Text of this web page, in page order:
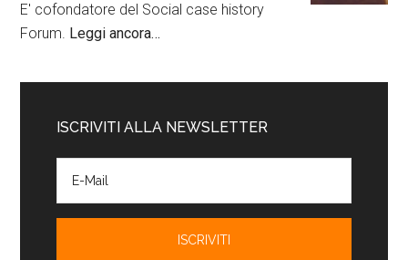
E' cofondatore del Social case history
Forum. Leggi ancora…
ISCRIVITI ALLA NEWSLETTER